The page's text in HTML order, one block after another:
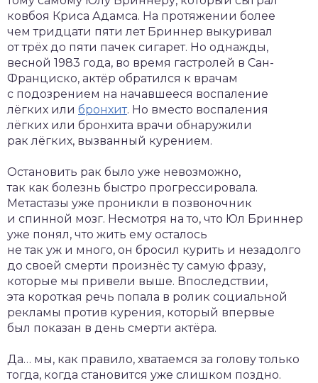
ковбоя Криса Адамса. На протяжении более
чем тридцати пяти лет Бриннер выкуривал
от трёх до пяти пачек сигарет. Но однажды,
весной 1983 года, во время гастролей в Сан-
Франциско, актёр обратился к врачам
с подозрением на начавшееся воспаление
лёгких или бронхит. Но вместо воспаления
лёгких или бронхита врачи обнаружили
рак лёгких, вызванный курением.
Остановить рак было уже невозможно,
так как болезнь быстро прогрессировала.
Метастазы уже проникли в позвоночник
и спинной мозг. Несмотря на то, что Юл Бриннер
уже понял, что жить ему осталось
не так уж и много, он бросил курить и незадолго
до своей смерти произнёс ту самую фразу,
которые мы привели выше. Впоследствии,
эта короткая речь попала в ролик социальной
рекламы против курения, который впервые
был показан в день смерти актёра.
Да… мы, как правило, хватаемся за голову только
тогда, когда становится уже слишком поздно.